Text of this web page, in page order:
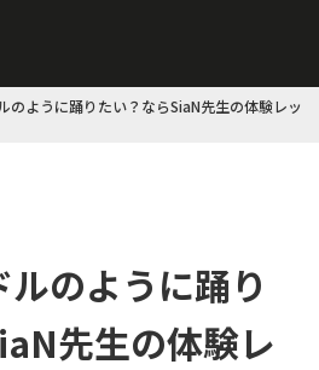
のように踊りたい？ならSiaN先生の体験レッ
のように踊り
先生の体験レ